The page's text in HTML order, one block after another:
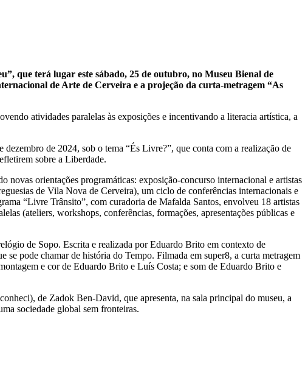
que terá lugar este sábado, 25 de outubro, no Museu Bienal de
de Arte de Cerveira e a projeção da curta-metragem “As
atividades paralelas às exposições e incentivando a literacia artística, a
de 2024, sob o tema “És Livre?”, que conta com a realização de
sobre a Liberdade.
orientações programáticas: exposição-concurso internacional e artistas
de Vila Nova de Cerveira), um ciclo de conferências internacionais e
“Livre Trânsito”, com curadoria de Mafalda Santos, envolveu 18 artistas
(ateliers, workshops, conferências, formações, apresentações públicas e
de Sopo. Escrita e realizada por Eduardo Brito em contexto de
pode chamar de história do Tempo. Filmada em super8, a curta metragem
e cor de Eduardo Brito e Luís Costa; e som de Eduardo Brito e
de Zadok Ben-David, que apresenta, na sala principal do museu, a
sociedade global sem fronteiras.